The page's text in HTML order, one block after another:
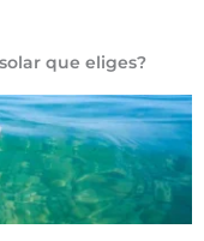
que eliges?